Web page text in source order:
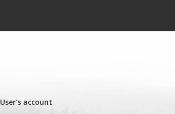
User's account